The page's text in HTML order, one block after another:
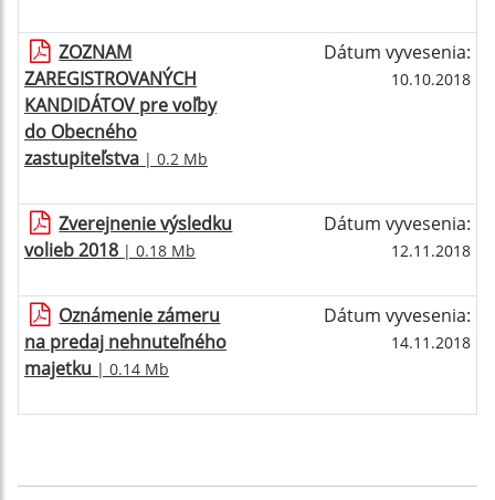
ZOZNAM
ZAREGISTROVANÝCH
KANDIDÁTOV pre voľby
do Obecného
zastupiteľstva | 0.2 Mb
Dátum vyvesenia:
10.10.2018
Zverejnenie výsledku
volieb 2018 | 0.18 Mb
Dátum vyvesenia:
12.11.2018
Oznámenie zámeru
na predaj nehnuteľného
majetku | 0.14 Mb
Dátum vyvesenia:
14.11.2018